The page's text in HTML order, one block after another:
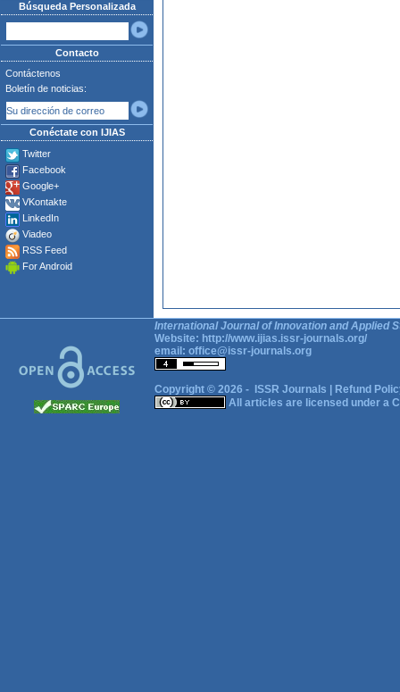
Búsqueda Personalizada
Contacto
Contáctenos
Boletín de noticias:
Conéctate con IJIAS
Twitter
Facebook
Google+
VKontakte
LinkedIn
Viadeo
RSS Feed
For Android
International Journal of Innovation and Applied
Website: http://www.ijias.issr-journals.org/
email: office@issr-journals.org
Copyright © 2026 - ISSR Journals
Refund
All articles are licensed under a